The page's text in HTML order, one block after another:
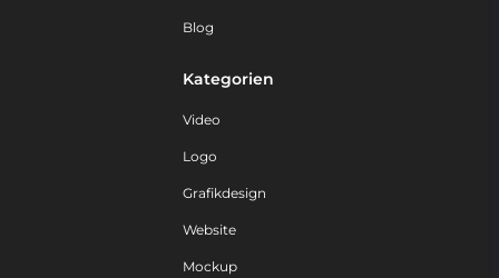
Blog
Kategorien
Video
Logo
Grafikdesign
Website
Mockup